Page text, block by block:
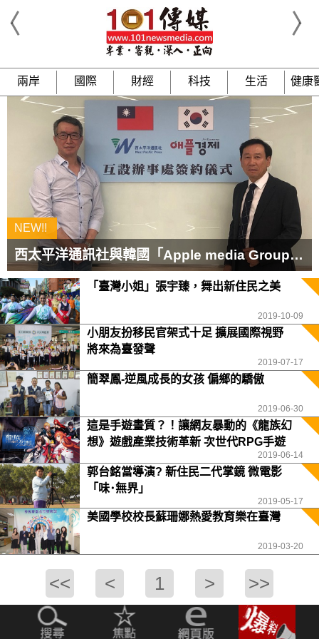
兩岸 國際 財經 科技 生活 健康
西太平洋通訊社與韓國「Apple media Group」約定合作，民間文化媒體交流更進一步
「臺灣小姐」張宇臻，舞出新住民之美
2019-10-09
小朋友扮移民官架式十足 擴展國際視野
將來為臺發聲
2019-07-17
簡翠鳳-逆風成長的女孩 偏鄉的驕傲
2019-06-30
這是手遊畫質？！讓網友暴動的《龍族幻
想》遊戲產業技術革新 次世代RPG手遊
2019-06-14
郭台銘當導演? 新住民二代掌鏡 微電影
「味･無界」
2019-05-17
美國學校校長蘇珊娜熱愛教育樂在臺灣
2019-03-20
<< < 1 > >>